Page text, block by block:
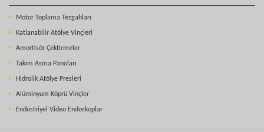
Motor Toplama Tezgahları
Katlanabilir Atölye Vinçleri
Amortisör Çektirmeler
Takım Asma Panoları
Hidrolik Atölye Presleri
Alüminyum Köprü Vinçler
Endüstriyel Video Endoskoplar